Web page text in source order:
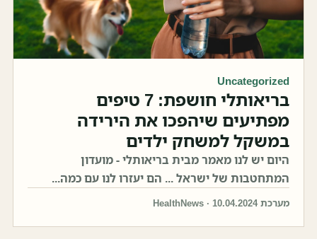
Uncategorized
בריאותלי חושפת: 7 טיפים
מפתיעים שיהפכו את הירידה
במשקל למשחק ילדים
היום יש לנו מאמר מבית בריאותלי - מועדון
המתחטבות של ישראל ... הם יעזרו לנו עם כמה...
מערכת HealthNews · 10.04.2024